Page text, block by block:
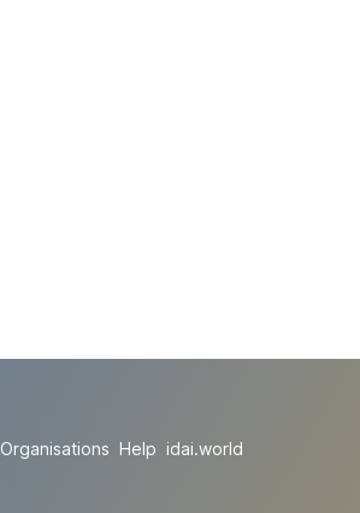
Organisations Help idai.world